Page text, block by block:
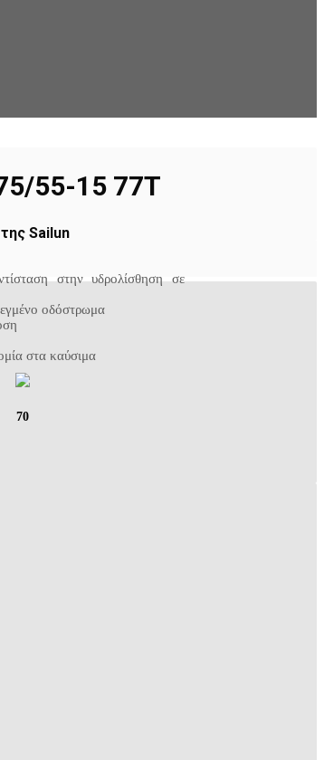
55-15 77T
Sailun
στην υδρολίσθηση σε
οδόστρωμα
στα καύσιμα
70